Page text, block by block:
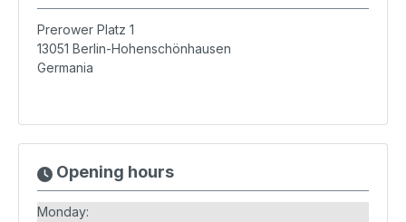
Prerower Platz 1
13051 Berlin-Hohenschönhausen
Germania
Opening hours
Monday: